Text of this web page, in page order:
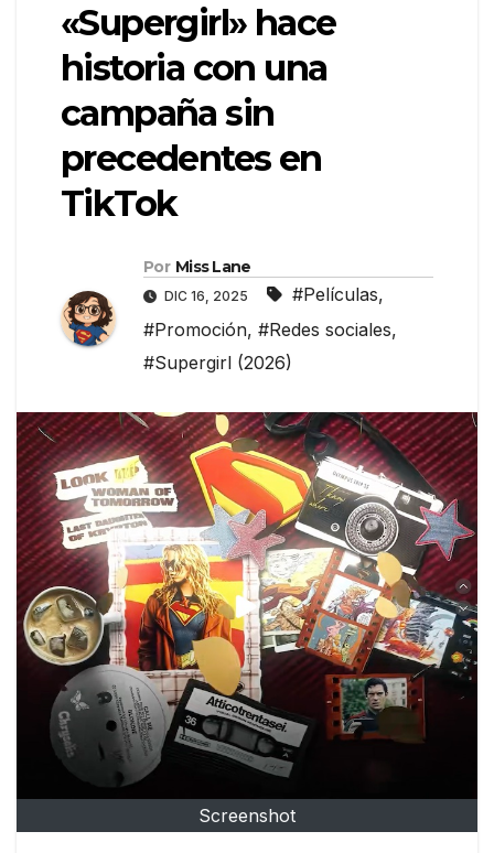
«Supergirl» hace
historia con una
campaña sin
precedentes en
TikTok
Por Miss Lane
DIC 16, 2025 #Películas,
#Promoción, #Redes sociales,
#Supergirl (2026)
Screenshot